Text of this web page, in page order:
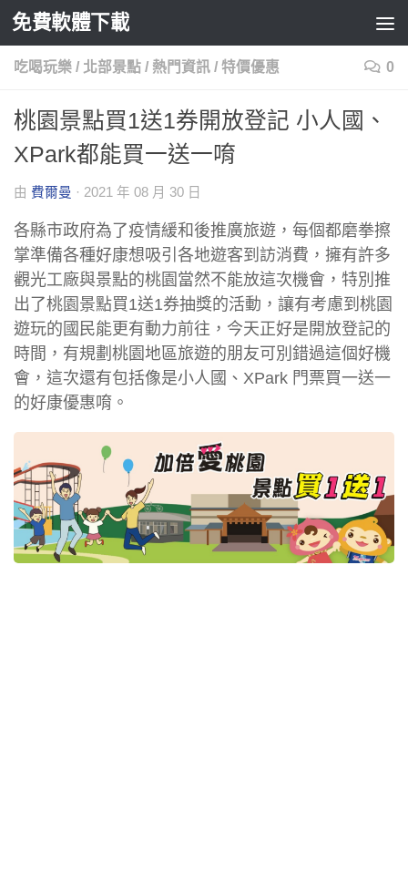
Skip to content
免費軟體下載
吃喝玩樂 / 北部景點 / 熱門資訊 / 特價優惠 0
桃園景點買1送1券開放登記 小人國、
XPark都能買一送一唷
由 費爾曼 · 2021 年 08 月 30 日
各縣市政府為了疫情緩和後推廣旅遊，每個都磨拳擦
掌準備各種好康想吸引各地遊客到訪消費，擁有許多
觀光工廠與景點的桃園當然不能放這次機會，特別推
出了桃園景點買1送1券抽獎的活動，讓有考慮到桃園
遊玩的國民能更有動力前往，今天正好是開放登記的
時間，有規劃桃園地區旅遊的朋友可別錯過這個好機
會，這次還有包括像是小人國、XPark 門票買一送一
的好康優惠唷。